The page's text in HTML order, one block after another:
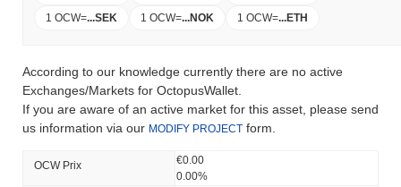
1 OCW=...SEK 1 OCW=...NOK 1 OCW=...ETH
According to our knowledge currently there are no active
Exchanges/Markets for OctopusWallet.
If you are aware of an active market for this asset, please send
us information via our MODIFY PROJECT form.
OCW Prix ​​
€0.00
0.00%